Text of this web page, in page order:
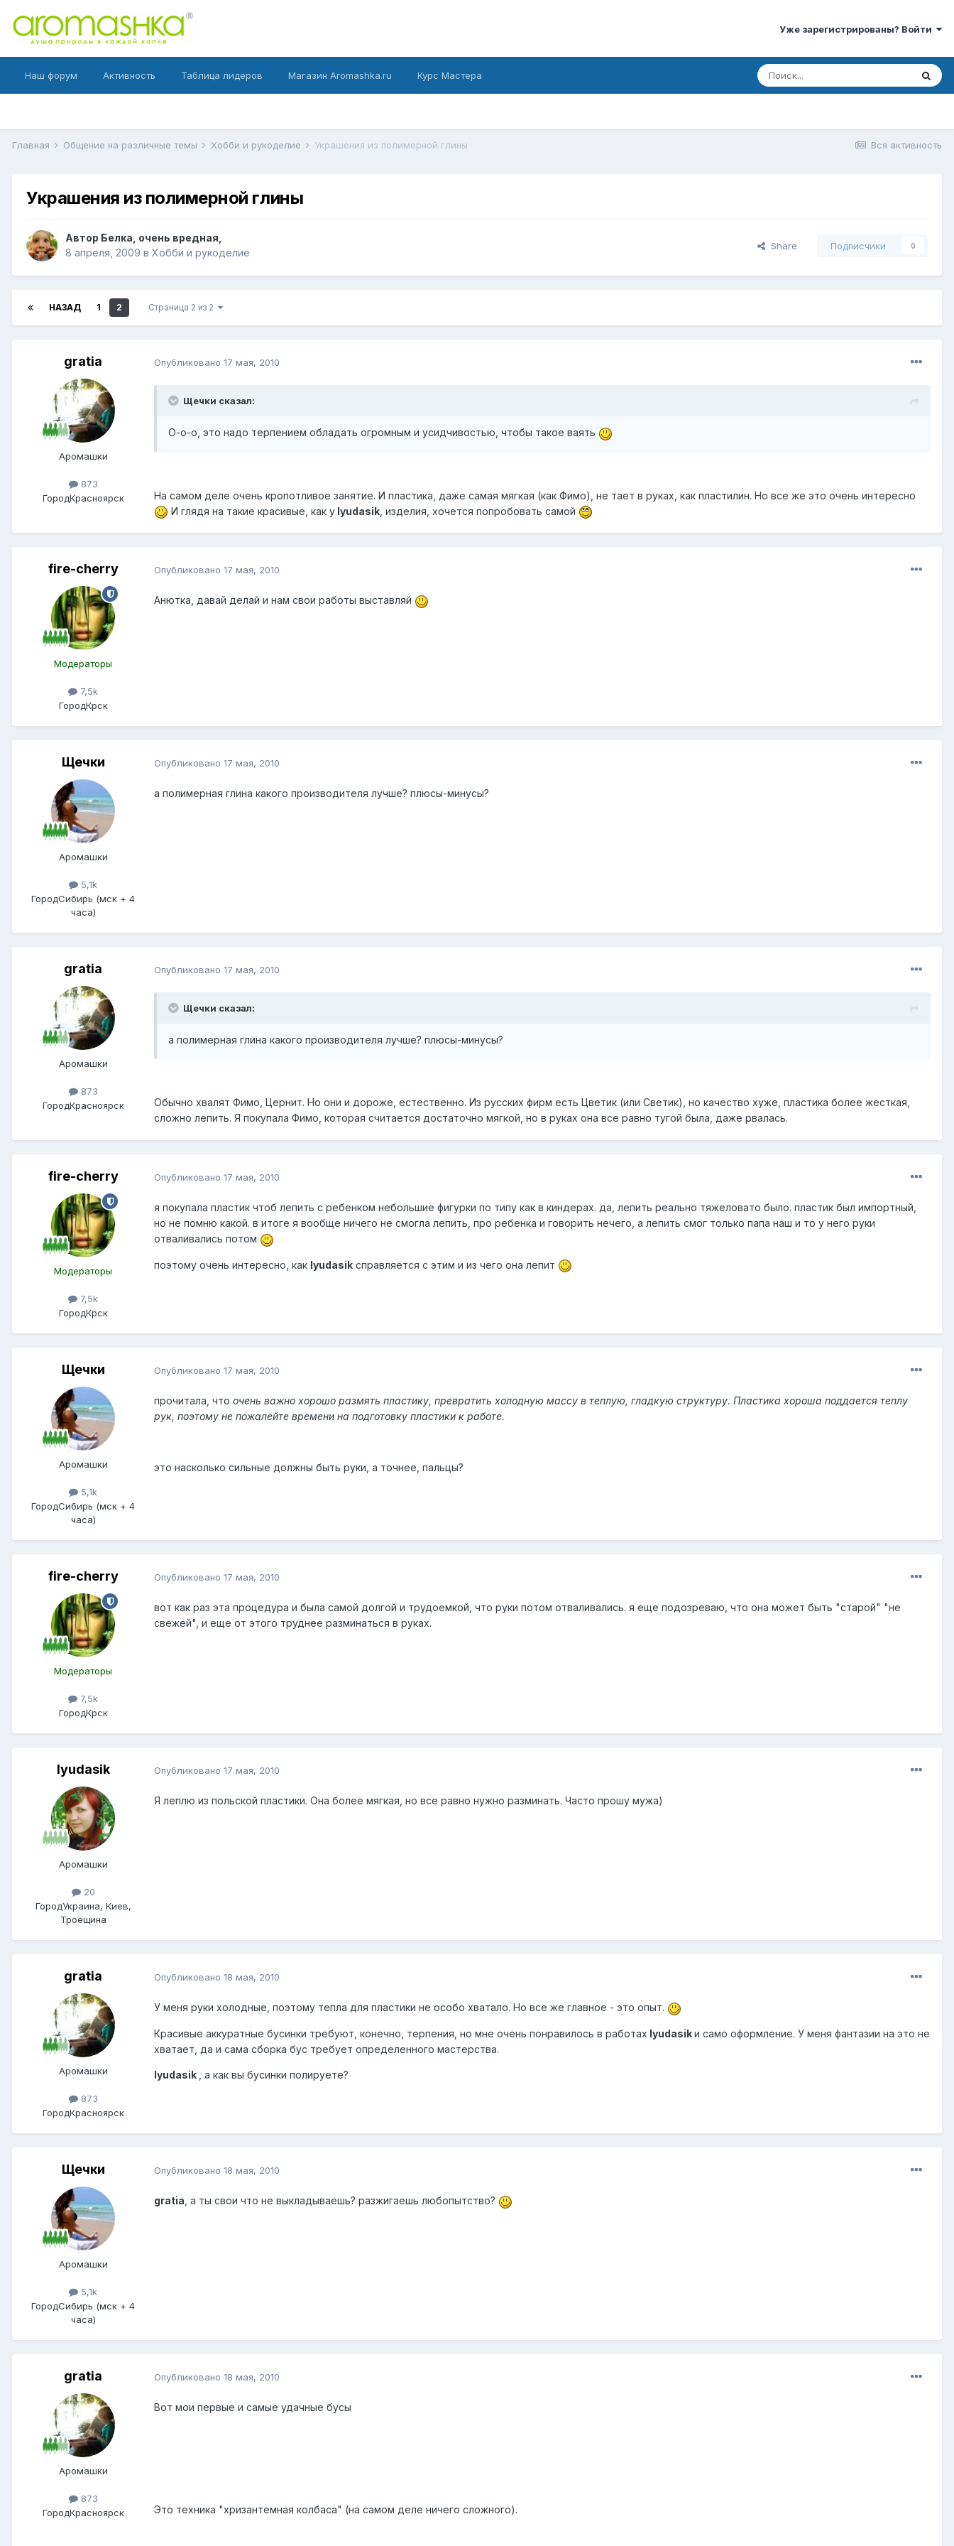
Уже зарегистрированы? Войти
Наш форум Активность Таблица лидеров Магазин Aromashka.ru Курс Мастера
Вся активность
Главная Общение на различные темы Хобби и рукоделие Украшения из полимерной глины
Украшения из полимерной глины
Автор Белка, очень вредная
8 апреля, 2009 в Хобби и рукоделие
Share Подписчики 0
НАЗАД 1 2 Страница 2 из 2
gratia
Аромашки
873
ГородКрасноярск
Опубликовано 17 мая, 2010
Щечки сказал:
О-о-о, это надо терпением обладать огромным и усидчивостью, чтобы такое ваять
На самом деле очень кропотливое занятие. И пластика, даже самая мягкая (как Фимо), не тает в руках, как пластилин. Но все же это очень интересно
И глядя на такие красивые, как у lyudasik , изделия, хочется попробовать самой
fire-cherry
Модераторы
7,5k
ГородКрск
Опубликовано 17 мая, 2010
Анютка, давай делай и нам свои работы выставляй
Щечки
Аромашки
5,1k
ГородСибирь (мск + 4
часа)
Опубликовано 17 мая, 2010
а полимерная глина какого производителя лучше? плюсы-минусы?
gratia
Аромашки
873
ГородКрасноярск
Опубликовано 17 мая, 2010
Щечки сказал:
а полимерная глина какого производителя лучше? плюсы-минусы?
Обычно хвалят Фимо, Цернит. Но они и дороже, естественно. Из русских фирм есть Цветик (или Светик), но качество хуже, пластика более жесткая,
сложно лепить. Я покупала Фимо, которая считается достаточно мягкой, но в руках она все равно тугой была, даже рвалась.
fire-cherry
Модераторы
7,5k
ГородКрск
Опубликовано 17 мая, 2010
я покупала пластик чтоб лепить с ребенком небольшие фигурки по типу как в киндерах. да, лепить реально тяжеловато было. пластик был импортный,
но не помню какой. в итоге я вообще ничего не смогла лепить, про ребенка и говорить нечего, а лепить смог только папа наш и то у него руки
отваливались потом
поэтому очень интересно, как lyudasik справляется с этим и из чего она лепит
Щечки
Аромашки
5,1k
ГородСибирь (мск + 4
часа)
Опубликовано 17 мая, 2010
прочитала, что очень важно хорошо размять пластику, превратить холодную массу в теплую, гладкую структуру. Пластика хороша поддается теплу
рук, поэтому не пожалейте времени на подготовку пластики к работе.
это насколько сильные должны быть руки, а точнее, пальцы?
fire-cherry
Модераторы
7,5k
ГородКрск
Опубликовано 17 мая, 2010
вот как раз эта процедура и была самой долгой и трудоемкой, что руки потом отваливались. я еще подозреваю, что она может быть "старой" "не
свежей", и еще от этого труднее разминаться в руках.
lyudasik
Аромашки
20
ГородУкраина, Киев,
Троещина
Опубликовано 17 мая, 2010
Я леплю из польской пластики. Она более мягкая, но все равно нужно разминать. Часто прошу мужа)
gratia
Аромашки
873
ГородКрасноярск
Опубликовано 18 мая, 2010
У меня руки холодные, поэтому тепла для пластики не особо хватало. Но все же главное - это опыт.
Красивые аккуратные бусинки требуют, конечно, терпения, но мне очень понравилось в работах lyudasikи само оформление. У меня фантазии на это не
хватает, да и сама сборка бус требует определенного мастерства.
lyudasik , а как вы бусинки полируете?
Щечки
Аромашки
5,1k
ГородСибирь (мск + 4
часа)
Опубликовано 18 мая, 2010
gratia , а ты свои что не выкладываешь? разжигаешь любопытство?
gratia
Аромашки
873
ГородКрасноярск
Опубликовано 18 мая, 2010
Вот мои первые и самые удачные бусы
Это техника "хризантемная колбаса" (на самом деле ничего сложного).